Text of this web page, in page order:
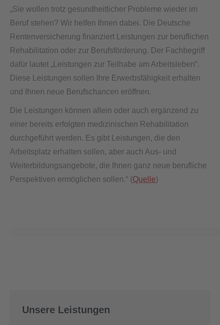
„Sie wollen trotz gesundheitlicher Probleme wieder im
Beruf stehen? Wir helfen Ihnen dabei. Die Deutsche
Rentenversicherung finanziert Leistungen zur beruflichen
Rehabilitation oder zur Berufsförderung. Der Fachbegriff
dafür lautet „Leistungen zur Teilhabe am Arbeitsleben“.
Diese Leistungen sollen Ihre Erwerbsfähigkeit erhalten
und Ihnen neue Berufschancen eröffnen.
Die Leistungen können allein oder auch ergänzend zu
einer bereits erfolgten medizinischen Rehabilitation
durchgeführt werden. Es gibt Leistungen, die den
Arbeitsplatz erhalten sollen, aber auch Aus- und
Weiterbildungsangebote, die Ihnen ganz neue berufliche
Perspektiven ermöglichen sollen.“ (Quelle)
Unsere Leistungen